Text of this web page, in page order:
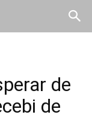
de
de